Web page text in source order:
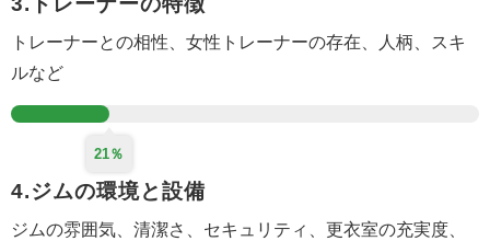
トレーナーとの相性、女性トレーナーの存在、人柄、スキ
ルなど
21％
4.ジムの環境と設備
ジムの雰囲気、清潔さ、セキュリティ、更衣室の充実度